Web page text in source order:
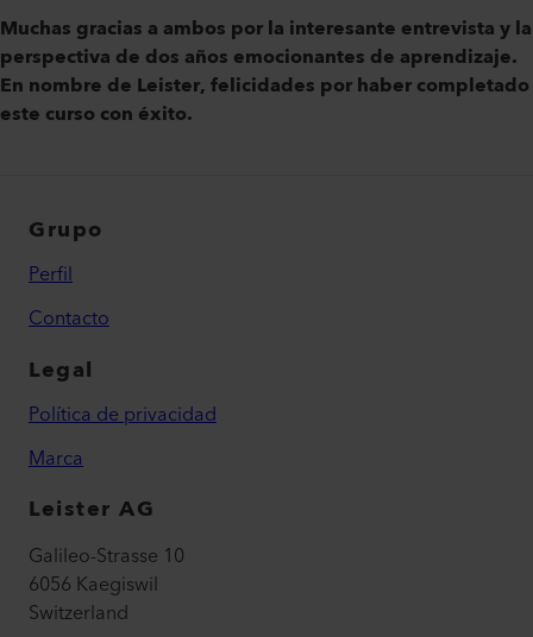
Muchas gracias a ambos por la interesante entrevista y la
perspectiva de dos años emocionantes de aprendizaje.
En nombre de Leister, felicidades por haber completado
este curso con éxito.
Grupo
Perfil
Contacto
Legal
Política de privacidad
Marca
Leister AG
Galileo-Strasse 10
6056 Kaegiswil
Switzerland